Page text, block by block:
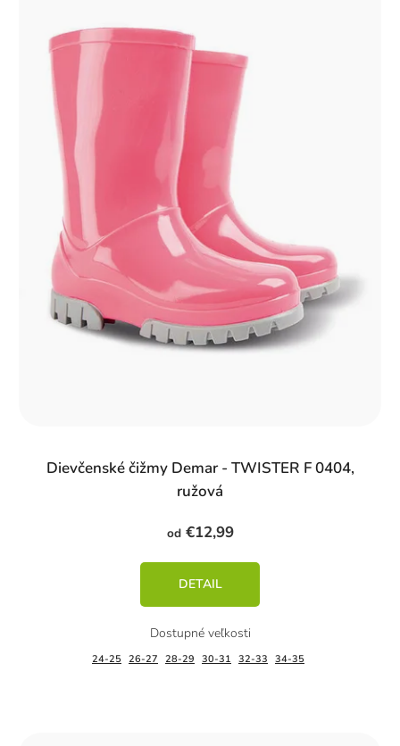
Dievčenské čižmy Demar - TWISTER F 0404,
ružová
od€12,99
DETAIL
24-25 26-27 28-29 30-31 32-33 34-35